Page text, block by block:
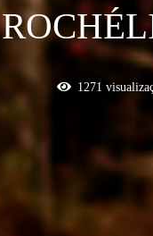
1271